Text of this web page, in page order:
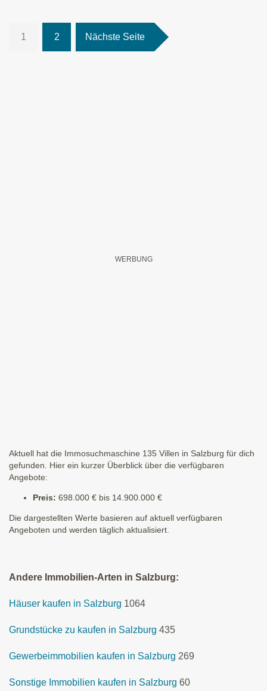
1 2 Nächste Seite
Aktuell hat die Immosuchmaschine 135 Villen in Salzburg für dich
gefunden. Hier ein kurzer Überblick über die verfügbaren
Angebote:
Preis: 698.000 € bis 14.900.000 €
Die dargestellten Werte basieren auf aktuell verfügbaren
Angeboten und werden täglich aktualisiert.
Andere Immobilien-Arten in Salzburg:
Häuser kaufen in Salzburg 1064
Grundstücke zu kaufen in Salzburg 435
Gewerbeimmobilien kaufen in Salzburg 269
Sonstige Immobilien kaufen in Salzburg 60